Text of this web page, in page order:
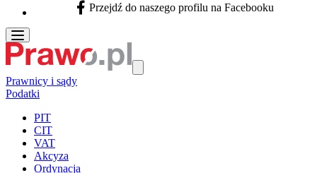
Facebook - otwiera się w nowej karcie
Przejdź do naszego profilu na Facebooku
Prawnicy i sądy
Podatki
PIT
CIT
VAT
Akcyza
Ordynacja